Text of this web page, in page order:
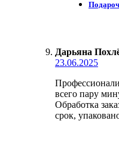
Дарьяна
23.06.2025
всего пару
Обработка
срок,